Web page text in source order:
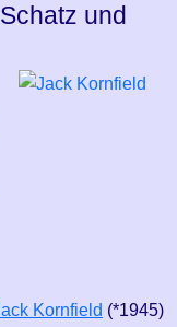
und
Kornfield (*1945)